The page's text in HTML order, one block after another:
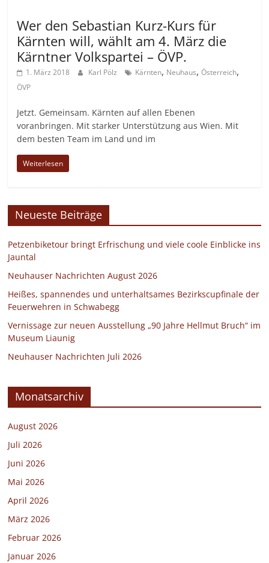
Wer den Sebastian Kurz-Kurs für
Kärnten will, wählt am 4. März die
Kärntner Volkspartei – ÖVP.
1. März 2018 Karl Pölz Kärnten, Neuhaus,Österreich,
ÖVP
Jetzt. Gemeinsam. Kärnten auf allen Ebenen
voranbringen. Mit starker Unterstützung aus Wien. Mit
dem besten Team im Land und im
Weiterlesen
Neueste Beiträge
Petzenbiketour bringt Erfrischung und viele coole Einblicke ins
Jauntal
Neuhauser Nachrichten August 2026
Heißes, spannendes und unterhaltsames Bezirkscupfinale der
Feuerwehren in Schwabegg
Vernissage zur neuen Ausstellung „90 Jahre Hellmut Bruch“ im
Museum Liaunig
Neuhauser Nachrichten Juli 2026
Monatsarchiv
August 2026
Juli 2026
Juni 2026
Mai 2026
April 2026
März 2026
Februar 2026
Januar 2026